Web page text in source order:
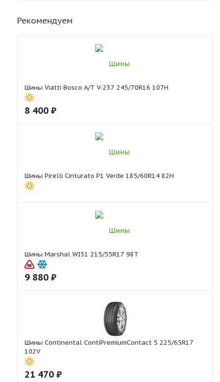
Рекомендуем
Шины Viatti Bosco A/T V-237 245/70R16 107H
8 400 ₽
Шины Pirelli Cinturato P1 Verde 185/60R14 82H
Шины Marshal WI31 215/55R17 98T
9 880 ₽
Шины Continental ContiPremiumContact 5 225/65R17
102V
21 470 ₽